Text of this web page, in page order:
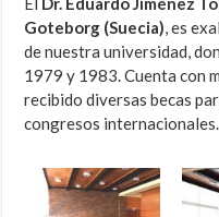
Goteborg (Suecia), es
de nuestra universidad,
1979 y 1983. Cuenta con
recibido diversas becas
congresos internacionales.